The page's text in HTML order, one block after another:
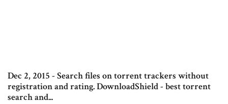
Dec 2, 2015 - Search files on torrent trackers without
registration and rating. DownloadShield - best torrent
search and...